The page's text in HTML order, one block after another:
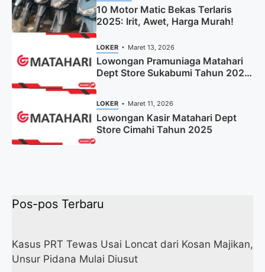
10 Motor Matic Bekas Terlaris
2025: Irit, Awet, Harga Murah!
LOKER Maret 13, 2026
Lowongan Pramuniaga Matahari
Dept Store Sukabumi Tahun 2025
LOKER Maret 11, 2026
Lowongan Kasir Matahari Dept
Store Cimahi Tahun 2025
Pos-pos Terbaru
Kasus PRT Tewas Usai Loncat dari Kosan Majikan,
Unsur Pidana Mulai Diusut